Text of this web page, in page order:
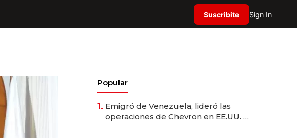
Suscribite Sign In
Popular
1. Emigró de Venezuela, lideró las
operaciones de Chevron en EE.UU. y